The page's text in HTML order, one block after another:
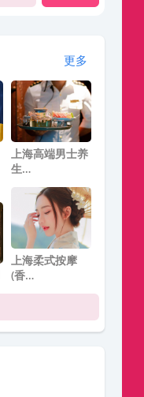
更多
上海高端男士养
生…
上海柔式按摩
(香…